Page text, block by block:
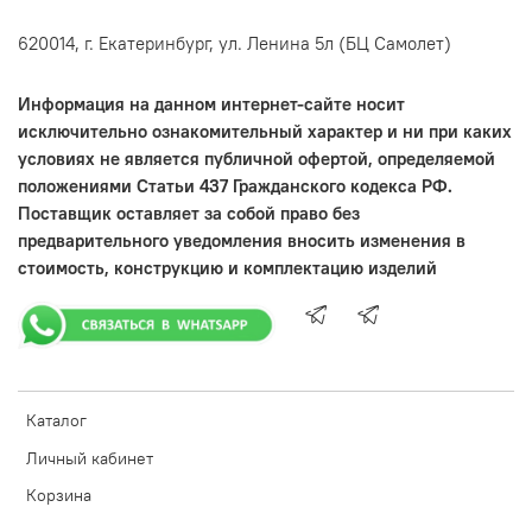
Каталог
Личный кабинет
Корзина
620014, г. Екатеринбург, ул. Ленина 5л (БЦ Самолет)
Информация на данном интернет-сайте носит
исключительно ознакомительный характер и ни при каких
условиях не является публичной офертой, определяемой
положениями Статьи 437 Гражданского кодекса РФ.
Поставщик оставляет за собой право без
предварительного уведомления вносить изменения в
стоимость, конструкцию и комплектацию изделий